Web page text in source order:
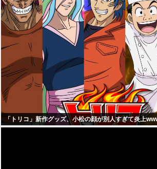
「トリコ」新作グッズ、小松の顔が別人すぎて炎上